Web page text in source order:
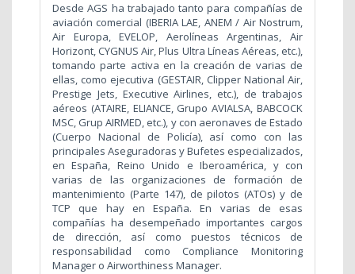
Desde AGS ha trabajado tanto para compañías de
aviación comercial (IBERIA LAE, ANEM / Air Nostrum,
Air Europa, EVELOP, Aerolíneas Argentinas, Air
Horizont, CYGNUS Air, Plus Ultra Líneas Aéreas, etc.),
tomando parte activa en la creación de varias de
ellas, como ejecutiva (GESTAIR, Clipper National Air,
Prestige Jets, Executive Airlines, etc.), de trabajos
aéreos (ATAIRE, ELIANCE, Grupo AVIALSA, BABCOCK
MSC, Grup AIRMED, etc.), y con aeronaves de Estado
(Cuerpo Nacional de Policía), así como con las
principales Aseguradoras y Bufetes especializados,
en España, Reino Unido e Iberoamérica, y con
varias de las organizaciones de formación de
mantenimiento (Parte 147), de pilotos (ATOs) y de
TCP que hay en España. En varias de esas
compañías ha desempeñado importantes cargos
de dirección, así como puestos técnicos de
responsabilidad como Compliance Monitoring
Manager o Airworthiness Manager.